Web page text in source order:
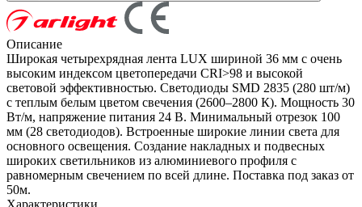
Описание
Широкая четырехрядная лента LUX шириной 36 мм с очень
высоким индексом цветопередачи CRI>98 и высокой
световой эффективностью. Светодиоды SMD 2835 (280 шт/м)
с теплым белым цветом свечения (2600–2800 К). Мощность 30
Вт/м, напряжение питания 24 В. Минимальный отрезок 100
мм (28 светодиодов). Встроенные широкие линии света для
основного освещения. Создание накладных и подвесных
широких светильников из алюминиевого профиля с
равномерным свечением по всей длине. Поставка под заказ от
50м.
Характеристики